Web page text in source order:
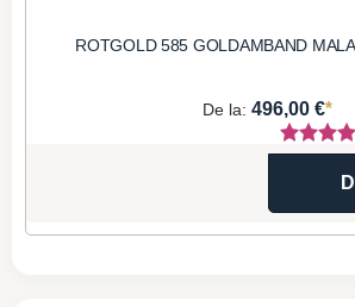
ROTGOLD 585 GOLDAMBAND
De la: 496,00 €*